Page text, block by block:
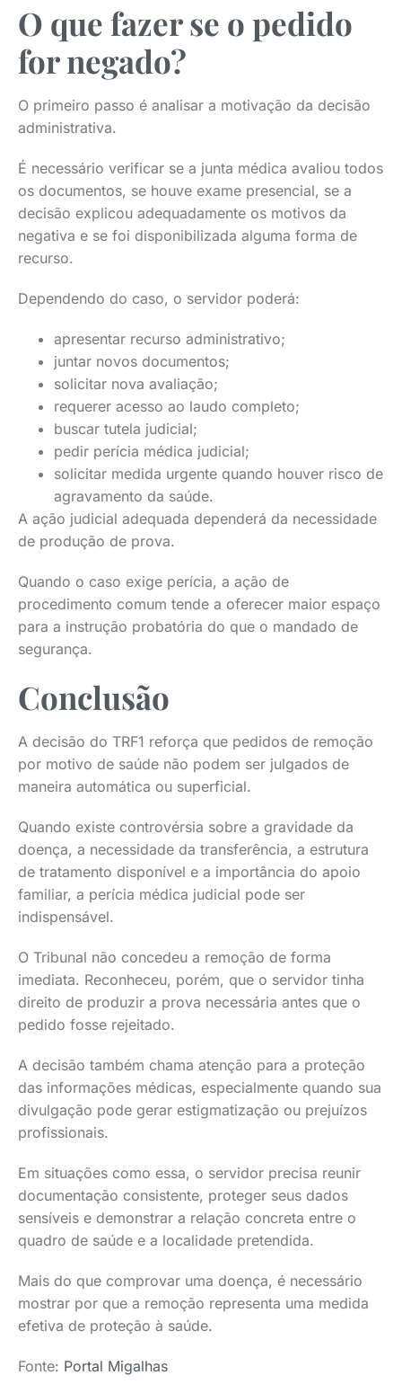
O que fazer se o pedido
for negado?
O primeiro passo é analisar a motivação da decisão
administrativa.
É necessário verificar se a junta médica avaliou todos
os documentos, se houve exame presencial, se a
decisão explicou adequadamente os motivos da
negativa e se foi disponibilizada alguma forma de
recurso.
Dependendo do caso, o servidor poderá:
apresentar recurso administrativo;
juntar novos documentos;
solicitar nova avaliação;
requerer acesso ao laudo completo;
buscar tutela judicial;
pedir perícia médica judicial;
solicitar medida urgente quando houver risco de
agravamento da saúde.
A ação judicial adequada dependerá da necessidade
de produção de prova.
Quando o caso exige perícia, a ação de
procedimento comum tende a oferecer maior espaço
para a instrução probatória do que o mandado de
segurança.
Conclusão
A decisão do TRF1 reforça que pedidos de remoção
por motivo de saúde não podem ser julgados de
maneira automática ou superficial.
Quando existe controvérsia sobre a gravidade da
doença, a necessidade da transferência, a estrutura
de tratamento disponível e a importância do apoio
familiar, a perícia médica judicial pode ser
indispensável.
O Tribunal não concedeu a remoção de forma
imediata. Reconheceu, porém, que o servidor tinha
direito de produzir a prova necessária antes que o
pedido fosse rejeitado.
A decisão também chama atenção para a proteção
das informações médicas, especialmente quando sua
divulgação pode gerar estigmatização ou prejuízos
profissionais.
Em situações como essa, o servidor precisa reunir
documentação consistente, proteger seus dados
sensíveis e demonstrar a relação concreta entre o
quadro de saúde e a localidade pretendida.
Mais do que comprovar uma doença, é necessário
mostrar por que a remoção representa uma medida
efetiva de proteção à saúde.
Fonte: Portal Migalhas